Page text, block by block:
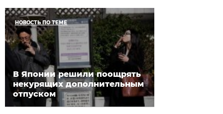
НОВОСТЬ ПО ТЕМЕ
В Японии решили поощрять
некурящих дополнительным
отпуском